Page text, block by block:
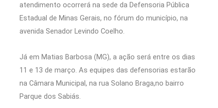
atendimento ocorrerá na sede da Defensoria Pública
Estadual de Minas Gerais, no fórum do município, na
avenida Senador Levindo Coelho.
Já em Matias Barbosa (MG), a ação será entre os dias
11 e 13 de março. As equipes das defensorias estarão
na Câmara Municipal, na rua Solano Braga,no bairro
Parque dos Sabiás.